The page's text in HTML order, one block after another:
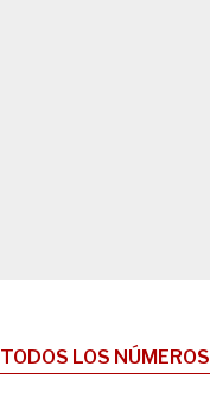
TODOS LOS NÚMEROS